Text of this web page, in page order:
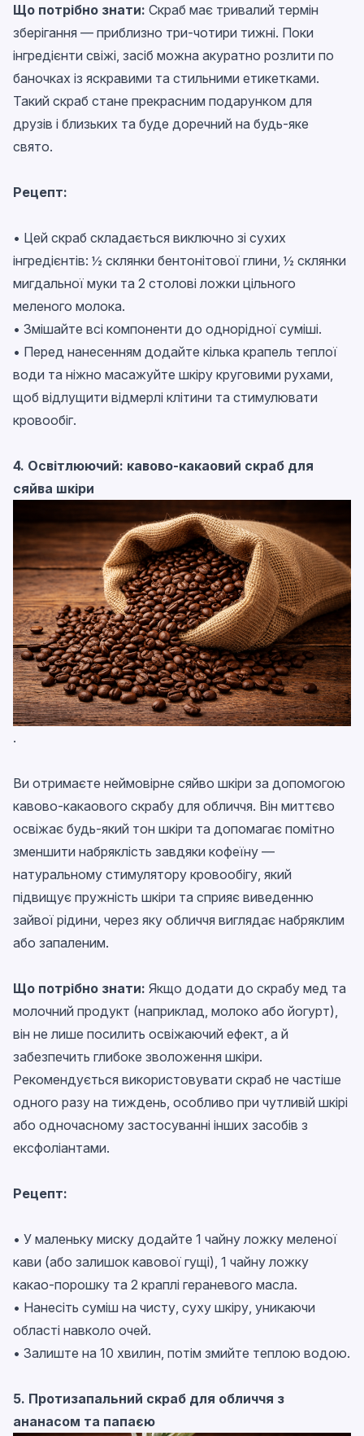
Що потрібно знати: Скраб має тривалий термін
зберігання — приблизно три-чотири тижні. Поки
інгредієнти свіжі, засіб можна акуратно розлити по
баночках із яскравими та стильними етикетками.
Такий скраб стане прекрасним подарунком для
друзів і близьких та буде доречний на будь-яке
свято.
Рецепт:
• Цей скраб складається виключно зі сухих
інгредієнтів: ½ склянки бентонітової глини, ½ склянки
мигдальної муки та 2 столові ложки цільного
меленого молока.
• Змішайте всі компоненти до однорідної суміші.
• Перед нанесенням додайте кілька крапель теплої
води та ніжно масажуйте шкіру круговими рухами,
щоб відлущити відмерлі клітини та стимулювати
кровообіг.
4. Освітлюючий: кавово-какаовий скраб для
сяйва шкіри
.
Ви отримаєте неймовірне сяйво шкіри за допомогою
кавово-какаового скрабу для обличчя. Він миттєво
освіжає будь-який тон шкіри та допомагає помітно
зменшити набряклість завдяки кофеїну —
натуральному стимулятору кровообігу, який
підвищує пружність шкіри та сприяє виведенню
зайвої рідини, через яку обличчя виглядає набряклим
або запаленим.
Що потрібно знати: Якщо додати до скрабу мед та
молочний продукт (наприклад, молоко або йогурт),
він не лише посилить освіжаючий ефект, а й
забезпечить глибоке зволоження шкіри.
Рекомендується використовувати скраб не частіше
одного разу на тиждень, особливо при чутливій шкірі
або одночасному застосуванні інших засобів з
ексфоліантами.
Рецепт:
• У маленьку миску додайте 1 чайну ложку меленої
кави (або залишок кавової гущі), 1 чайну ложку
какао-порошку та 2 краплі гераневого масла.
• Нанесіть суміш на чисту, суху шкіру, уникаючи
області навколо очей.
• Залиште на 10 хвилин, потім змийте теплою водою.
5. Протизапальний скраб для обличчя з
ананасом та папаєю